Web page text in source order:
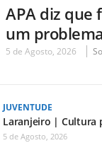
APA diz que
um
5 de Agosto, 2026
JUVENTUDE
Laranjeiro | Cultura
5 de Agosto, 2026